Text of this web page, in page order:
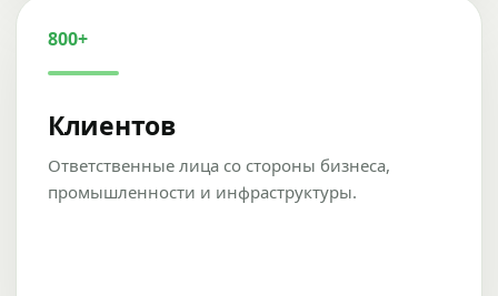
800+
Клиентов
Ответственные лица со стороны бизнеса,
промышленности и инфраструктуры.